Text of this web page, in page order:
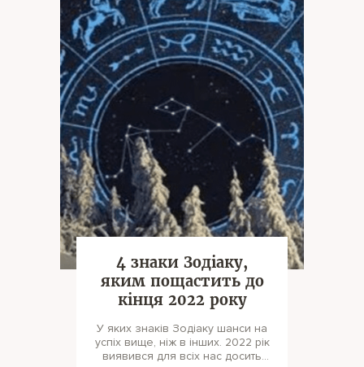
4 знаки Зодіаку,
яким пощастить до
кінця 2022 року
У яких знаків Зодіаку шанси на
успіх вище, ніж в інших. 2022 рік
виявився для всіх нас досить